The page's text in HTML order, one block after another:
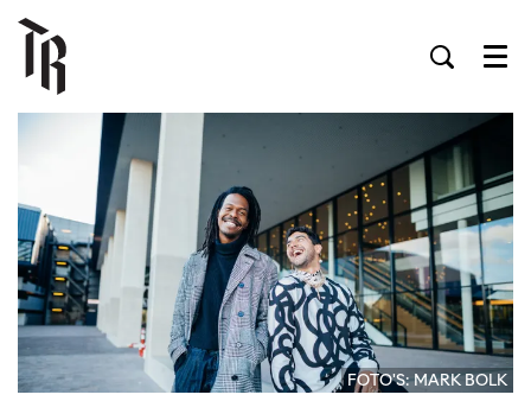
FOTO'S: MARK BOLK